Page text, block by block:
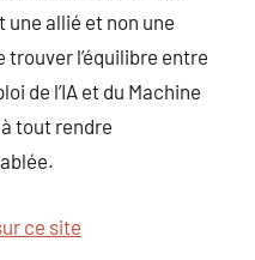
une allié et non une
trouver l’équilibre entre
de l’IA et du Machine
tout rendre
ce site